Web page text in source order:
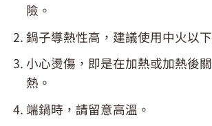
險。
鍋子導熱性高，建議使用中火以
小心燙傷，即是在加熱或加熱後
熱。
端鍋時，請留意高溫。